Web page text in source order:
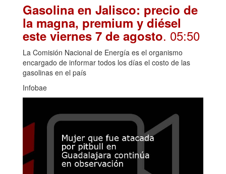
Gasolina en Jalisco: precio de
la magna, premium y diésel
este viernes 7 de agosto. 05:50
La Comisión Nacional de Energía es el organismo
encargado de informar todos los días el costo de las
gasolinas en el país
Infobae